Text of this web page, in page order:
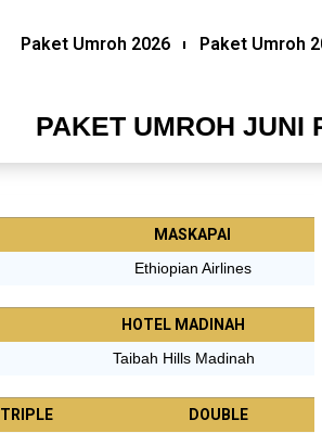
Paket Umroh 2026 Paket Umroh
PAKET UMROH JUNI
MASKAPAI
Ethiopian Airlines
HOTEL MADINAH
Taibah Hills Madinah
TRIPLE
DOUBLE